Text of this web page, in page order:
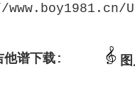
他谱下载: